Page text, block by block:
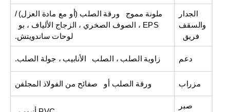
الجدار
والسقف
فريق
ملونة مموج ورقة الصلب (أو مع مادة العزل) /
EPS ، الصوف الصخري ، الزجاج الألياف ، بو
لوحات ساندويتش.
دعم زاوية الصلب ، الصلب الأنابيب ، جولة الصلب.
مزراب ورقة الصلب أو صفائح من الفولاذ المجلفن
صبر